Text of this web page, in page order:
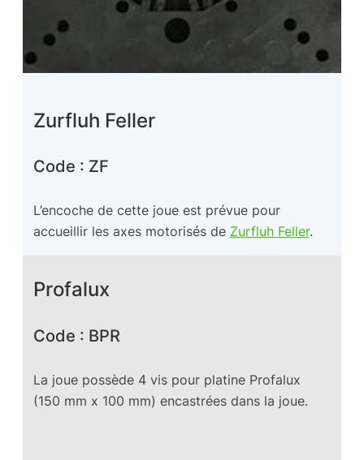
Zurfluh Feller
Code : ZF
L’encoche de cette joue est prévue pour
accueillir les axes motorisés de Zurfluh Feller.
Profalux
Code : BPR
La joue possède 4 vis pour platine Profalux
(150 mm x 100 mm) encastrées dans la joue.